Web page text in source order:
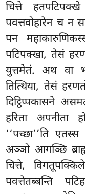
चित्ते
पवत्तवोहारेन च न
पन
पटिपक्खा, तेसं
युत्तमेतं. अथ वा
तित्थिया, तेसं
दिट्ठिप्पकासने
हरिता अपनीता
‘‘पच्छा’’ति
अञ्ञो आगञ्छि
चित्ते,
पवत्तेतब्बन्ति